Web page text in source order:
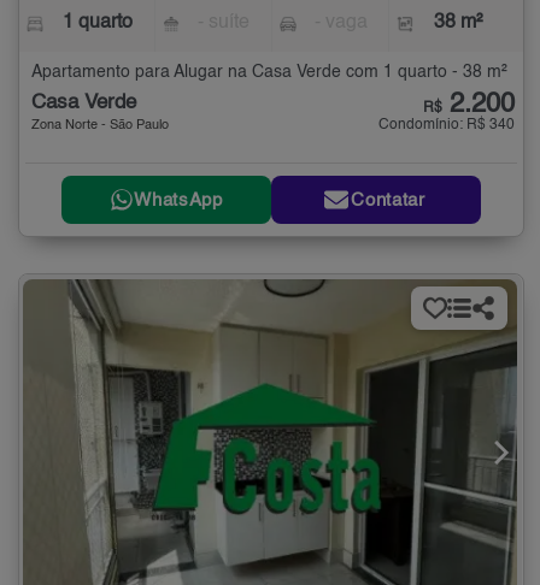
1 quarto 38 m²
Apartamento para Alugar na Casa Verde com 1 quarto - 38 m²
Casa Verde
Zona Norte - São Paulo
R$ 2.200
Condomínio: R$ 340
WhatsApp Contatar